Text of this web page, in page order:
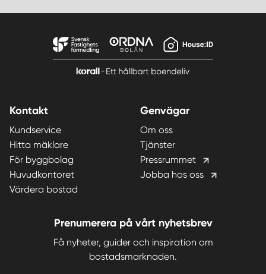
Kontakt
Kundservice
Hitta mäklare
För byggbolag
Huvudkontoret
Värdera bostad
Genvägar
Om oss
Tjänster
Pressrummet
Jobba hos oss
Prenumerera på vårt nyhetsbrev
Få nyheter, guider och inspiration om
bostadsmarknaden.